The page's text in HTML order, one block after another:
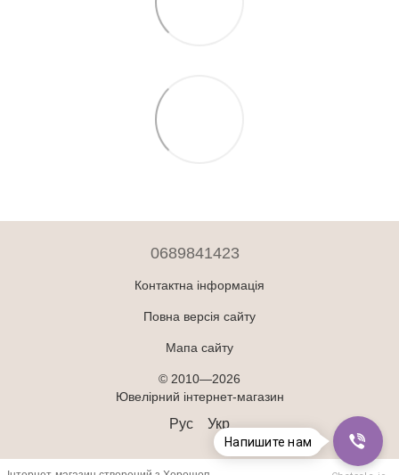
0689841423
Контактна інформація
Повна версія сайту
Мапа сайту
© 2010—2026
Ювелірний інтернет-магазин
Рус Укр
Напишите нам